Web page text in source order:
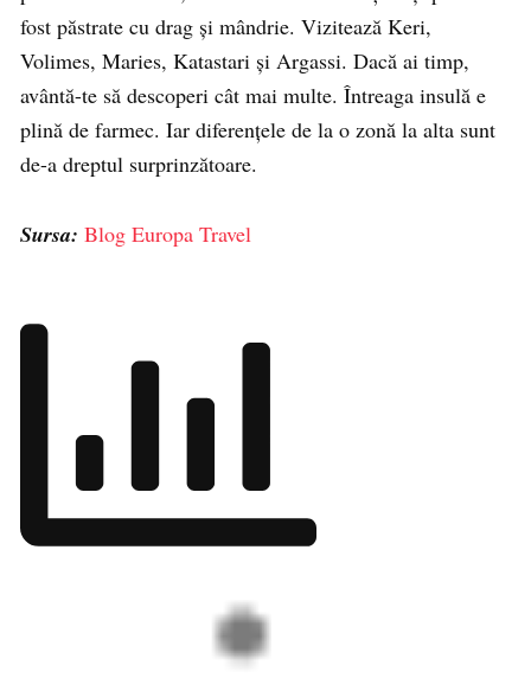
fost păstrate cu drag și mândrie. Vizitează Keri,
Volimes, Maries, Katastari și Argassi. Dacă ai timp,
avântă-te să descoperi cât mai multe. Întreaga insulă e
plină de farmec. Iar diferențele de la o zonă la alta sunt
de-a dreptul surprinzătoare.
Sursa: Blog Europa Travel